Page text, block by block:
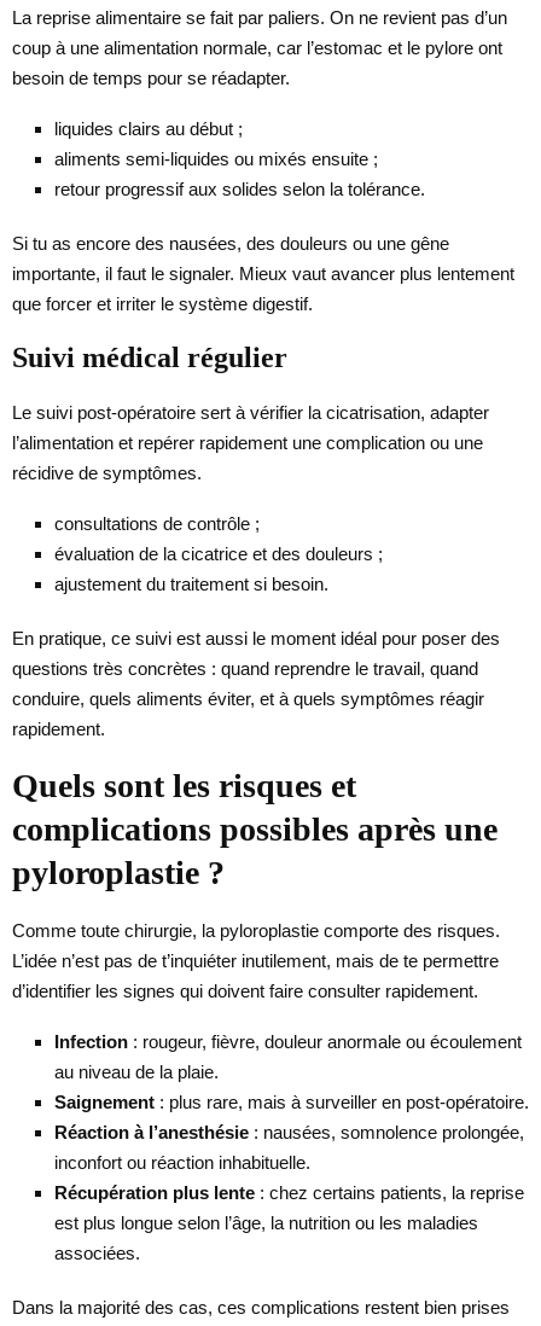
La reprise alimentaire se fait par paliers. On ne revient pas d’un
coup à une alimentation normale, car l’estomac et le pylore ont
besoin de temps pour se réadapter.
liquides clairs au début ;
aliments semi-liquides ou mixés ensuite ;
retour progressif aux solides selon la tolérance.
Si tu as encore des nausées, des douleurs ou une gêne
importante, il faut le signaler. Mieux vaut avancer plus lentement
que forcer et irriter le système digestif.
Suivi médical régulier
Le suivi post-opératoire sert à vérifier la cicatrisation, adapter
l’alimentation et repérer rapidement une complication ou une
récidive de symptômes.
consultations de contrôle ;
évaluation de la cicatrice et des douleurs ;
ajustement du traitement si besoin.
En pratique, ce suivi est aussi le moment idéal pour poser des
questions très concrètes : quand reprendre le travail, quand
conduire, quels aliments éviter, et à quels symptômes réagir
rapidement.
Quels sont les risques et
complications possibles après une
pyloroplastie ?
Comme toute chirurgie, la pyloroplastie comporte des risques.
L’idée n’est pas de t’inquiéter inutilement, mais de te permettre
d’identifier les signes qui doivent faire consulter rapidement.
Infection : rougeur, fièvre, douleur anormale ou écoulement
au niveau de la plaie.
Saignement : plus rare, mais à surveiller en post-opératoire.
Réaction à l’anesthésie : nausées, somnolence prolongée,
inconfort ou réaction inhabituelle.
Récupération plus lente : chez certains patients, la reprise
est plus longue selon l’âge, la nutrition ou les maladies
associées.
Dans la majorité des cas, ces complications restent bien prises